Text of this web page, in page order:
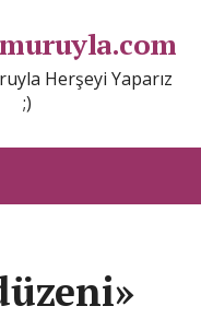
Herşeyi Yaparız
;)